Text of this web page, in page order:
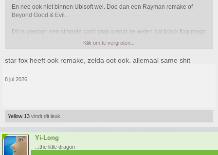
En nee ook niet binnen Ubisoft wel. Doe dan een Rayman remake of
Beyond Good & Evil.
Dit is gewoon een simpele cash grab omdat ze weten dat black flag mega
populair is. Niks meer, niks minder. Slechte game, nee helemaal niet.
Nodig? Ned totaal niet.
Klik om te vergroten...
star fox heeft ook remake, zelda oot ook. allemaal same shit
8 jul 2026
Yellow 13 vindt dit leuk.
Yi-Long
...the little dragon